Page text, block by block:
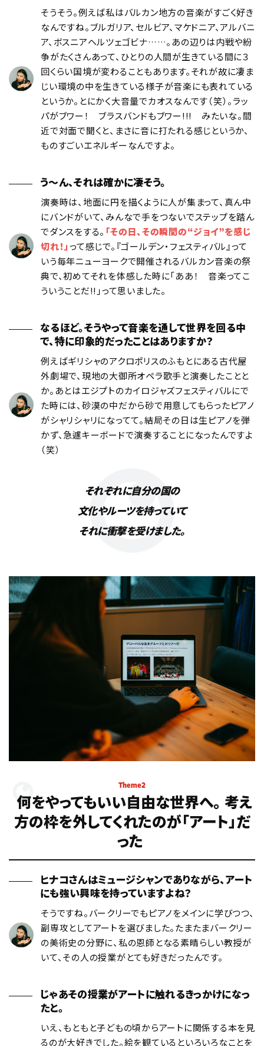
そうそう。例えば私はバルカン地方の音楽がすごく好き
なんですね。ブルガリア、セルビア、マケドニア、アルバニ
ア、ボスニアヘルツェゴビナ……。あの辺りは内戦や紛
争がたくさんあって、ひとりの人間が生きている間に３
回くらい国境が変わることもあります。それが故に凄ま
じい環境の中を生きている様子が音楽にも表れている
というか。とにかく大音量でカオスなんです（笑）。ラッ
パがブワー！ ブラスバンドもブワー!!! みたいな。間
近で対面で聞くと、まさに音に打たれる感じというか、
ものすごいエネルギーなんですよ。
う〜ん、それは確かに凄そう。
演奏時は、地面に円を描くように人が集まって、真ん中
にバンドがいて、みんなで手をつないでステップを踏ん
でダンスをする。 「その日、その瞬間の“ジョイ”を感じ
切れ！」って感じで。『ゴールデン・フェスティバル』って
いう毎年ニューヨークで開催されるバルカン音楽の祭
典で、初めてそれを体感した時に「ああ！ 音楽ってこ
ういうことだ!!」って思いました。
なるほど。そうやって音楽を通して世界を回る中
で、特に印象的だったことはありますか？
例えばギリシャのアクロポリスのふもとにある古代屋
外劇場で、現地の大御所オペラ歌手と演奏したことと
か。あとはエジプトのカイロジャズフェスティバルにで
た時には、砂漠の中だから砂で用意してもらったピアノ
がシャリシャリになってて。結局その日は生ピアノを弾
かず、急遽キーボードで演奏することになったんですよ
（笑）
それぞれに自分の国の
文化やルーツを持っていて
それに衝撃を受けました。
Theme2
何をやってもいい自由な世界へ。 考え
方の枠を外してくれたのが「アート」だ
った
ヒナコさんはミュージシャンでありながら、アート
にも強い興味を持っていますよね？
そうですね。バークリーでもピアノをメインに学びつつ、
副専攻としてアートを選びました。たまたまバークリー
の美術史の分野に、私の恩師となる素晴らしい教授が
いて、その人の授業がとても好きだったんです。
じゃあその授業がアートに触れるきっかけになっ
たと。
いえ、もともと子どもの頃からアートに関係する本を見
るのが大好きでした。絵を観ているといろいろなことを